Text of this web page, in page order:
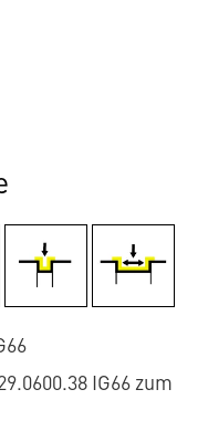
IG66 zum